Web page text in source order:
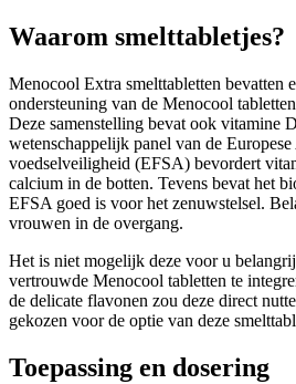
Waarom smelttabletjes?
Menocool Extra smelttabletten bevatten
ondersteuning van de Menocool
Deze samenstelling bevat ook vitamine
wetenschappelijk panel van de
voedselveiligheid (EFSA) bevordert
calcium in de botten. Tevens bevat het
EFSA goed is voor het zenuwstelsel.
vrouwen in de overgang.
Het is niet mogelijk deze voor u
vertrouwde Menocool tabletten te
de delicate flavonen zou deze direct
gekozen voor de optie van deze
Toepassing en dosering